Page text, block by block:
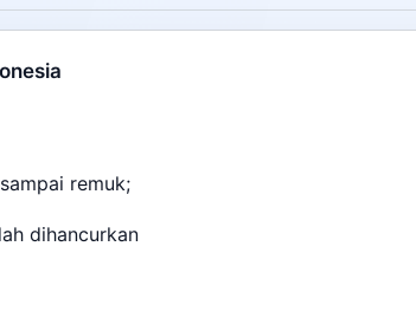
Indonesia.
remuk;
dihancurkan